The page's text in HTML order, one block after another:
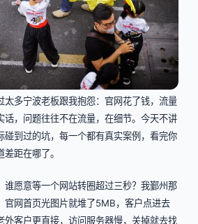
太多宁波老板跟我抱怨：官网花了钱，流量
话，问题往往不在流量，在细节。今天不讲
碰到过的坑，每一个都有真实案例，看完你
距在哪了。
谁愿意等一个网站转圈超过三秒？我鄞州那
官网首页光图片就堆了5MB，客户点进去
外客户更直接，访问服务器慢，关掉就去找